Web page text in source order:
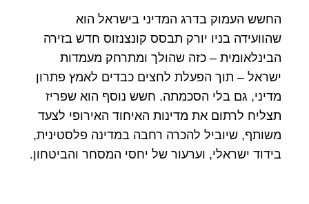
החשש העמוק בדרג המדיני בישראל הוא
שהוועידה בניו יורק תבסס קונצנזוס חדש בזירה
הבינלאומית – כזה שהולך ומתרחק מעמדות
ישראל – תוך הפעלת לחצים כבדים לאמץ פתרון
מדיני, גם בלי הסכמתה. חשש נוסף הוא שפריז
תצליח לרתום את מדינות האיחוד האירופי לצעד
משותף, שיוביל להכרה רחבה במדינה פלסטינית,
בידוד ישראלי, וערעור של יחסי המסחר והביטחון.